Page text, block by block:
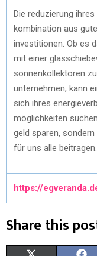
Die reduzierung
kombination aus
investitionen. Ob es
mit einer
sonnenkollektoren
unternehmen, kann
sich ihres
möglichkeiten
geld sparen,
für uns alle beitragen.
https://
Share this